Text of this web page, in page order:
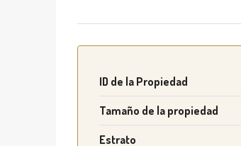
ID de la Propiedad
Tamaño de la propiedad
Estrato